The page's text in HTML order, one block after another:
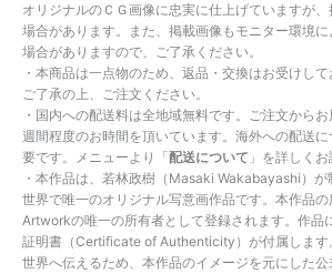
オリジナルのＣＧ画像に忠実に仕上げていますが
場合があります。また、掲載画像もモニター環境
場合がありますので、ご了承ください。
・本商品は一点物のため、返品・交換はお受けし
ご了承の上、ご注文ください。
・国内への配送料は全地域無料です。ご注文から
週間程度のお時間を頂いています。海外への配送
要です。メニューより「配送について 」を詳しくお
・本作品は、若林政樹（Masaki Wakabayashi）
世界で唯一のオリジナル写意画作品です。本作品
Artworkの唯一の所有者として登録されます。作品
証明書（Certificate of Authenticity）が付属します
世界へ伝えるため、本作品のイメージを元にした